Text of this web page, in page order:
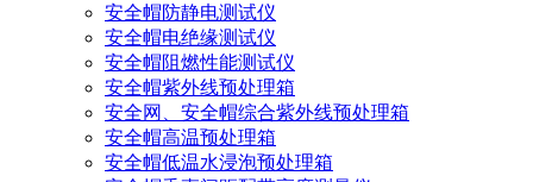
安全帽防静电测试仪
安全帽电绝缘测试仪
安全帽阻燃性能测试仪
安全帽紫外线预处理箱
安全网、安全帽综合紫外线预处理箱
安全帽高温预处理箱
安全帽低温水浸泡预处理箱